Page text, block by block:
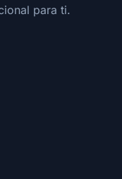
para ti.